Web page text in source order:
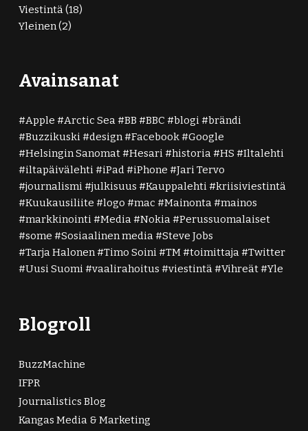
Viestintä(18)
Yleinen(2)
Avainsanat
Apple Arctic Sea BB BBC blogi
brändi
Buzzikuski
design Facebook
Google
Helsingin Sanomat
Hesari historia HS
Iltalehti
iltapäivälehti
iPad iPhone
Jari Tervo
journalismi
julkisuus Kauppalehti
kriisiviestintä
Kuukausiliite
logo mac Mainonta
mainos
markkinointi
Media Nokia
Perussuomalaiset
some
Sosiaalinen media
Steve Jobs
Tarja Halonen
Timo Soini TM toimittaja
Twitter
Uusi Suomi
vaalirahoitus viestintä Vihreät Yle
Blogroll
BuzzMachine
IFPR
Journalistics Blog
Kangas Media & Marketing